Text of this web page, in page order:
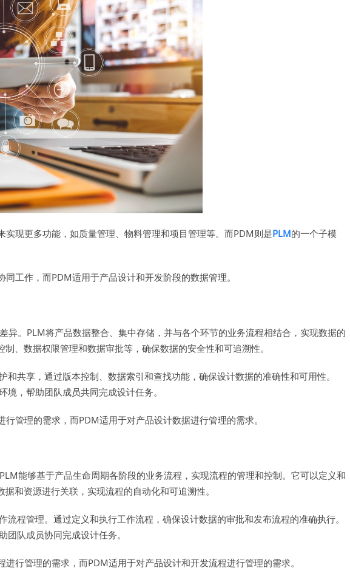
实现更多功能，如质量管理、物料管理和项目管理等。而PDM则是PLM的一个子模
工作，而PDM适用于产品设计和开发阶段的数据管理。
异。PLM将产品数据整合、集中存储，并与各个环节的业务流程相结合，实现数据的
、数据权限管理和数据审批等，确保数据的安全性和可追溯性。
共享，通过版本控制、数据索引和查找功能，确保设计数据的准确性和可用性。
，帮助团队成员共同完成设计任务。
管理的需求，而PDM适用于对产品设计数据进行管理的需求。
能够基于产品生命周期各阶段的业务流程，实现流程的管理和控制。它可以定义和
和资源进行关联，实现流程的自动化和可追溯性。
程管理。通过定义和执行工作流程，确保设计数据的审批和发布流程的准确执行。
队成员协同完成设计任务。
行管理的需求，而PDM适用于对产品设计和开发流程进行管理的需求。